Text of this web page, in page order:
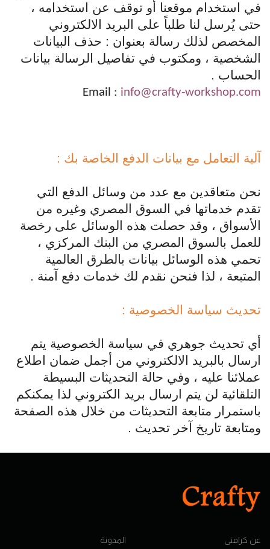
في استخدام موقعنا أو توقف عن استخدامه ،
حتى يُرسل لنا طلباً على البريد الالكتروني
المخصص لذلك رسالة بعنوان : حذف البيانات
الشخصية ، ومكتوب في تفاصيل الرسالة بيانات
الحساب .
Email : info@crafty-workshop.com
آلية التعامل مع بيانات الدفع الخاصة بك :
نحن متعاقدين مع عدد من وسائل الدفع التي
تقدم خدماتها في السوق المصري وغيره من
الأسواق ، وقد حصلت هذه الوسائل على رخصة
للعمل بالسوق المصري من البنك المركزي ،
تحمي هذه الوسائل بيانات بالطرق العالمية
المتبعة ، لذا فنحن نقدم لك خدمات دفع آمنة .
تحديث سياسة الخصوصية :
أي تحديث جوهري في سياسة الخصوصية يتم
ارسال بالبريد الالكتروني من أجمل ضمان اطلاع
عملائنا عليه ، وفي حالة التحديثات البسيطة
التلقائية لن يتم ارسال بريد الكتروني لذا يمكنكم
باستمرار متابعة التحديثات من خلال هذه الصفحة
ومتابعة تاريخ آخر تحديث .
عن كرافتى
المدونة